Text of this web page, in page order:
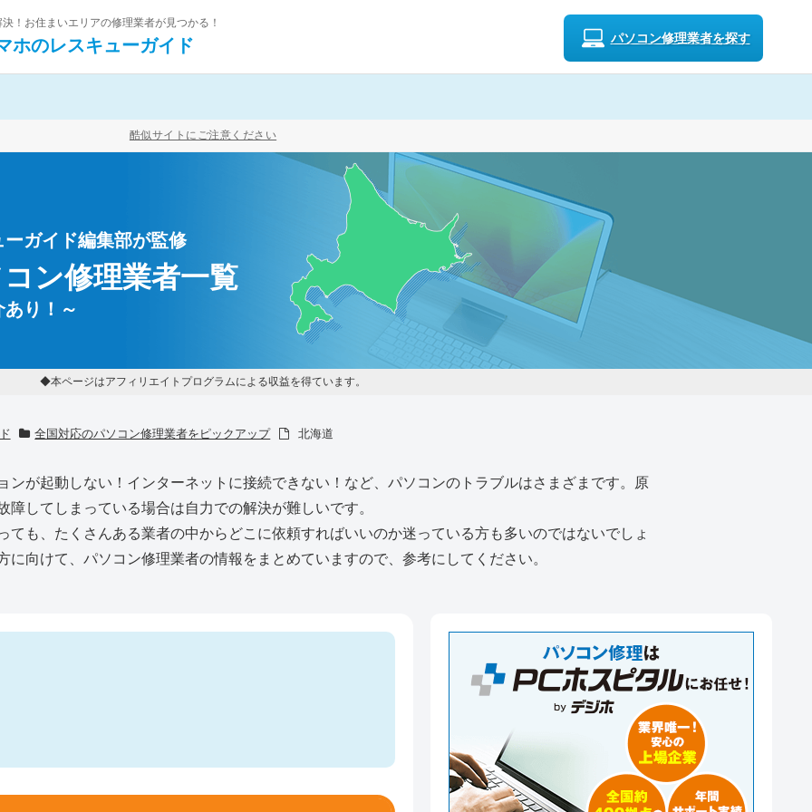
！お住まいエリアの修理業者が見つかる！
ホのレスキューガイド パソコン修理業者を探す
酷似サイトにご注意ください
ガイド編集部が監修
ン修理業者一覧
り！～
◆本ページはアフィリエイトプログラムによる収益を得ています。
全国対応のパソコン修理業者をピックアップ 北海道
ンが起動しない！インターネットに接続できない！など、パソコンのトラブルはさまざまです。原
してしまっている場合は自力での解決が難しいです。
ても、たくさんある業者の中からどこに依頼すればいいのか迷っている方も多いのではないでしょ
向けて、パソコン修理業者の情報をまとめていますので、参考にしてください。